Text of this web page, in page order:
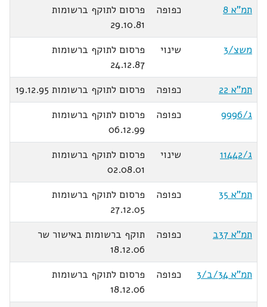
תמ"א 8
כפופה
פרסום לתוקף ברשומות
29.10.81
משצ/3
שינוי
פרסום לתוקף ברשומות
24.12.87
תמ"א 22
כפופה
פרסום לתוקף ברשומות 19.12.95
ג/9996
כפופה
פרסום לתוקף ברשומות
06.12.99
ג/11442
שינוי
פרסום לתוקף ברשומות
02.08.01
תמ"א 35
כפופה
פרסום לתוקף ברשומות
27.12.05
תמ"א 37ב
כפופה
תוקף ברשומות באישור שר
18.12.06
תמ"א 34/ב/3
כפופה
פרסום לתוקף ברשומות
18.12.06